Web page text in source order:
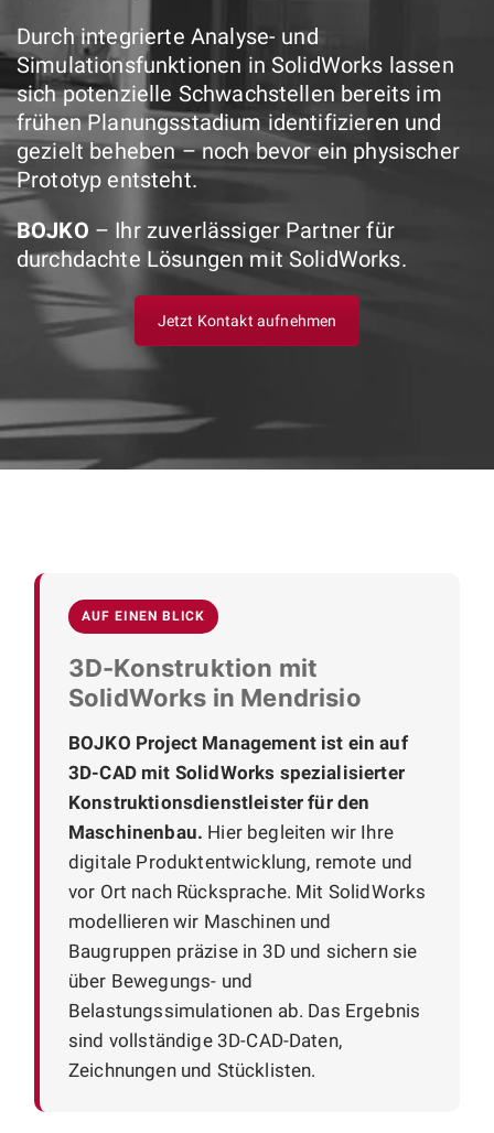
Durch integrierte Analyse- und
Simulationsfunktionen in SolidWorks lassen
sich potenzielle Schwachstellen bereits im
frühen Planungsstadium identifizieren und
gezielt beheben – noch bevor ein physischer
Prototyp entsteht.
BOJKO – Ihr zuverlässiger Partner für
durchdachte Lösungen mit SolidWorks.
Jetzt Kontakt aufnehmen
AUF EINEN BLICK
3D-Konstruktion mit
SolidWorks in Mendrisio
BOJKO Project Management ist ein auf
3D-CAD mit SolidWorks spezialisierter
Konstruktionsdienstleister für den
Maschinenbau. Hier begleiten wir Ihre
digitale Produktentwicklung, remote und
vor Ort nach Rücksprache. Mit SolidWorks
modellieren wir Maschinen und
Baugruppen präzise in 3D und sichern sie
über Bewegungs- und
Belastungssimulationen ab. Das Ergebnis
sind vollständige 3D-CAD-Daten,
Zeichnungen und Stücklisten.